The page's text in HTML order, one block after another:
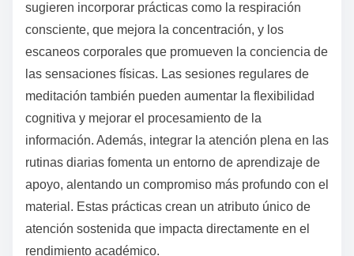
sugieren incorporar prácticas como la respiración
consciente, que mejora la concentración, y los
escaneos corporales que promueven la conciencia de
las sensaciones físicas. Las sesiones regulares de
meditación también pueden aumentar la flexibilidad
cognitiva y mejorar el procesamiento de la
información. Además, integrar la atención plena en las
rutinas diarias fomenta un entorno de aprendizaje de
apoyo, alentando un compromiso más profundo con el
material. Estas prácticas crean un atributo único de
atención sostenida que impacta directamente en el
rendimiento académico.